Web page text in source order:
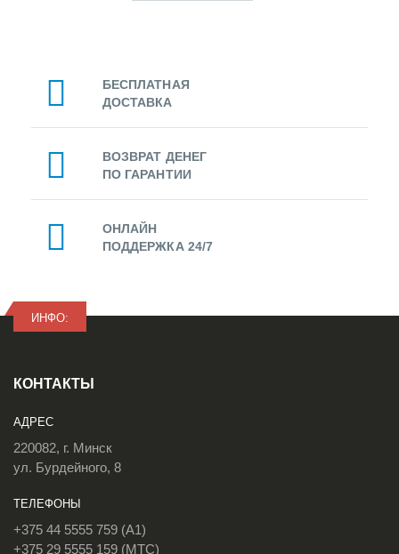
БЕСПЛАТНАЯ
ДОСТАВКА
ВОЗВРАТ ДЕНЕГ
ПО ГАРАНТИИ
ОНЛАЙН
ПОДДЕРЖКА 24/7
ИНФО:
КОНТАКТЫ
АДРЕС
220082, г. Минск
ул. Бурдейного, 8
ТЕЛЕФОНЫ
+375 44 5555 759 (A1)
+375 29 5555 159 (МТС)